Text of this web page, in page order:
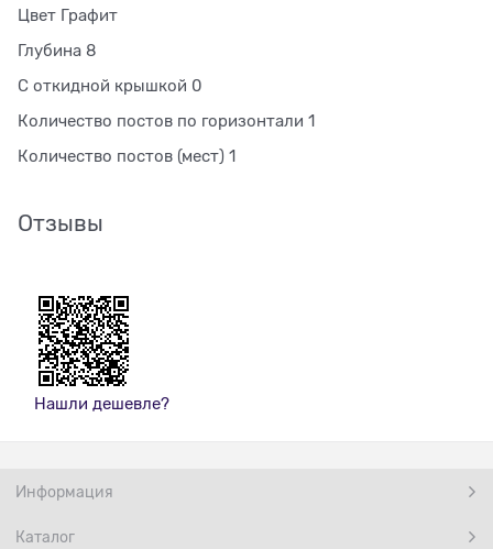
Цвет Графит
Глубина 8
С откидной крышкой 0
Количество постов по горизонтали 1
Количество постов (мест) 1
Отзывы
Нашли дешевле?
Информация
Каталог